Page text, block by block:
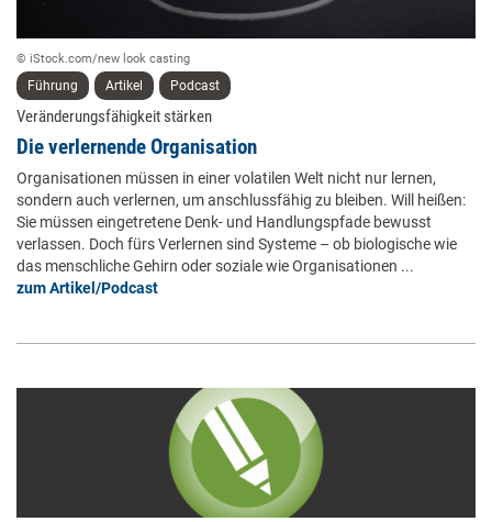
© iStock.com/new look casting
Führung Artikel Podcast
Veränderungsfähigkeit stärken
Die verlernende Organisation
Organisationen müssen in einer volatilen Welt nicht nur lernen,
sondern auch verlernen, um anschlussfähig zu bleiben. Will heißen:
Sie müssen eingetretene Denk- und Handlungspfade bewusst
verlassen. Doch fürs Verlernen sind Systeme – ob biologische wie
das menschliche Gehirn oder soziale wie Organisationen ...
zum Artikel/Podcast